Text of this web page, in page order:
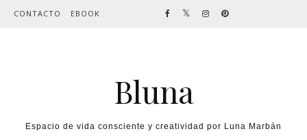
Skip to content
CONTACTO EBOOK
Bluna
Espacio de vida consciente y creatividad por Luna Marbán